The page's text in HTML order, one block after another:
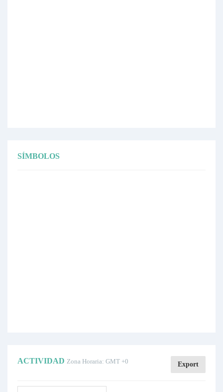
SÍMBOLOS
ACTIVIDAD Zona Horaria: GMT +0 Export